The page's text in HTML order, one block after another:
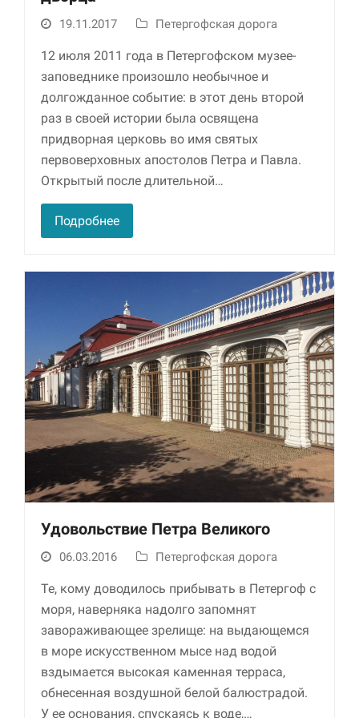
19.11.2017 Петергофская дорога
12 июля 2011 года в Петергофском музее-
заповеднике произошло необычное и
долгожданное событие: в этот день второй
раз в своей истории была освящена
придворная церковь во имя святых
первоверховных апостолов Петра и Павла.
Открытый после длительной…
Подробнее
Удовольствие Петра Великого
06.03.2016 Петергофская дорога
Те, кому доводилось прибывать в Петергоф с
моря, наверняка надолго запомнят
завораживающее зрелище: на выдающемся
в море искусственном мысе над водой
вздымается высокая каменная терраса,
обнесенная воздушной белой балюстрадой.
У ее основания, спускаясь к воде,…
Маркетинг
Делясь своими
интересами и
информацией о вашем
поведении во время
посещения нашего
сайта, вы повышаете
вероятность того, что
будете получать
персонализированный
контент и